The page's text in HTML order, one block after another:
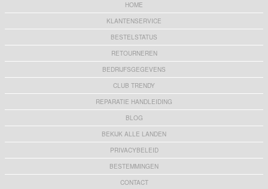
HOME
KLANTENSERVICE
BESTELSTATUS
RETOURNEREN
BEDRIJFSGEGEVENS
CLUB TRENDY
REPARATIE HANDLEIDING
BLOG
BEKIJK ALLE LANDEN
PRIVACYBELEID
BESTEMMINGEN
CONTACT